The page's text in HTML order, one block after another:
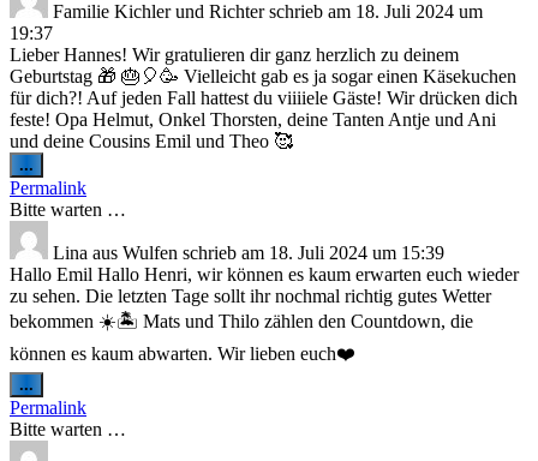
Familie Kichler und Richterschrieb am 18. Juli 2024 um
19:37
Lieber Hannes! Wir gratulieren dir ganz herzlich zu deinem
Geburtstag 🎁 🎂🎈🥳 Vielleicht gab es ja sogar einen Käsekuchen
für dich?! Auf jeden Fall hattest du viiiiele Gäste! Wir drücken dich
feste! Opa Helmut, Onkel Thorsten, deine Tanten Antje und Ani
und deine Cousins Emil und Theo 🥰
...
Metabox
ein-/ausblenden.
Permalink
Bitte warten …
Lina aus Wulfen schrieb am 18. Juli 2024 um 15:39
Hallo Emil Hallo Henri, wir können es kaum erwarten euch wieder
zu sehen. Die letzten Tage sollt ihr nochmal richtig gutes Wetter
bekommen ☀️🏝 Mats und Thilo zählen den Countdown, die
können es kaum abwarten. Wir lieben euch❤
...
Metabox
ein-/ausblenden.
Permalink
Bitte warten …